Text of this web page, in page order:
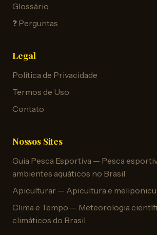
Glossário
❓ Perguntas
Legal
Política de Privacidade
Termos de Uso
Contato
Nossos Sites
Guia Pesca Esportiva — Pesca
ambientes aquáticos no Brasil
Apiculturar — Apicultura e
Clima e Tempo — Meteorologia
climáticos do Brasil